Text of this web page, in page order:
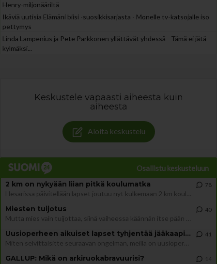
Henry-miljonääriltä
Ikäviä uutisia Elämäni biisi -suosikkisarjasta - Monelle tv-katsojalle iso
pettymys
Linda Lampenius ja Pete Parkkonen yllättävät yhdessä - Tämä ei jätä
kylmäksi...
Keskustele vapaasti aiheesta kuin
aiheesta
Aloita keskustelu
Osallistu keskusteluun
2 km on nykyään liian pitkä koulumatka
78
Miesten tuijotus 40
Uusioperheen aikuiset lapset tyhjentää jääkaapin käydessään 41
GALLUP: Mikä on arkiruokabravuurisi? 14